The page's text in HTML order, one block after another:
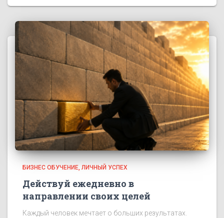
БИЗНЕС ОБУЧЕНИЕ ЛИЧНЫЙ УСПЕХ
Действуй ежедневно в
направлении своих целей
Каждый человек мечтает о больших результатах.